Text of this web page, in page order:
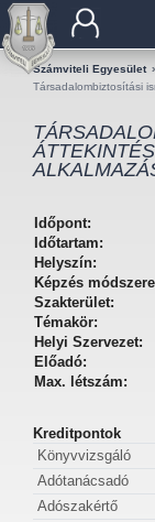
TAGOK
OKTATÁS
KÉRDÉSEK ÉS
TUDÁSTÁR
KIADVÁNYOK
KAPCSOLAT
Számviteli Egyesület
Társadalombiztosítási
Időpont:
Időtartam:
Helyszín:
Képzés
Szakterület:
Témakör:
Helyi Szervezet:
Előadó:
Max. létszám:
Kreditpontok
Könyvvizsgáló
Adótanácsadó
Adószakértő